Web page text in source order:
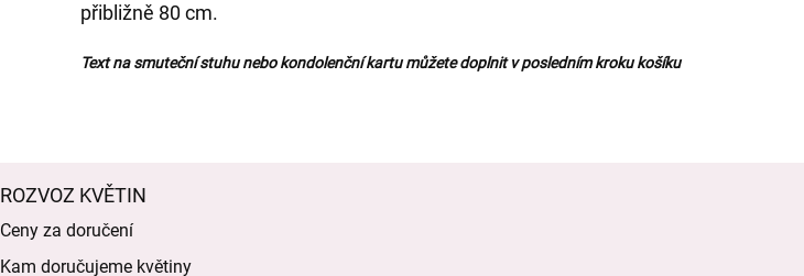
přibližně 80 cm.
Text na smuteční stuhu nebo kondolenční kartu můžete doplnit v posledním kroku košíku
ROZVOZ KVĚTIN
Ceny za doručení
Kam doručujeme květiny